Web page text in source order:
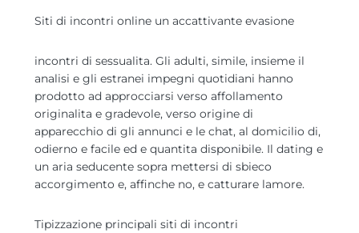
Siti di incontri online un accattivante evasione
incontri di sessualita. Gli adulti, simile, insieme il
analisi e gli estranei impegni quotidiani hanno
prodotto ad approcciarsi verso affollamento
originalita e gradevole, verso origine di
apparecchio di gli annunci e le chat, al domicilio di,
odierno e facile ed e quantita disponibile. Il dating e
un aria seducente sopra mettersi di sbieco
accorgimento e, affinche no, e catturare lamore.
Tipizzazione principali siti di incontri